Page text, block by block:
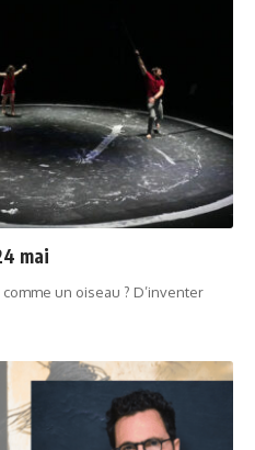
mai
un oiseau ? D’inventer